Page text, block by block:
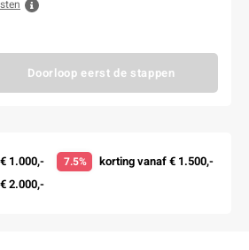
Doorloop eerst de stappen
1.000,- 7.5% korting vanaf € 1.500,-
2.000,-